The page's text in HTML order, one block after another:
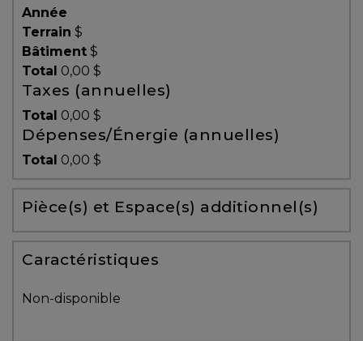
Blogue
ACHAT
Alerte
immobilière
Avec
un
courtier
vous
Année
Terrain $
Bâtiment $
Total 0,00 $
Taxes (annuelles)
Total 0,00 $
Dépenses/Énergie (annuelles)
Total 0,00 $
Pièce(s) et Espace(s) additionnel(s)
Caractéristiques
Non-disponible